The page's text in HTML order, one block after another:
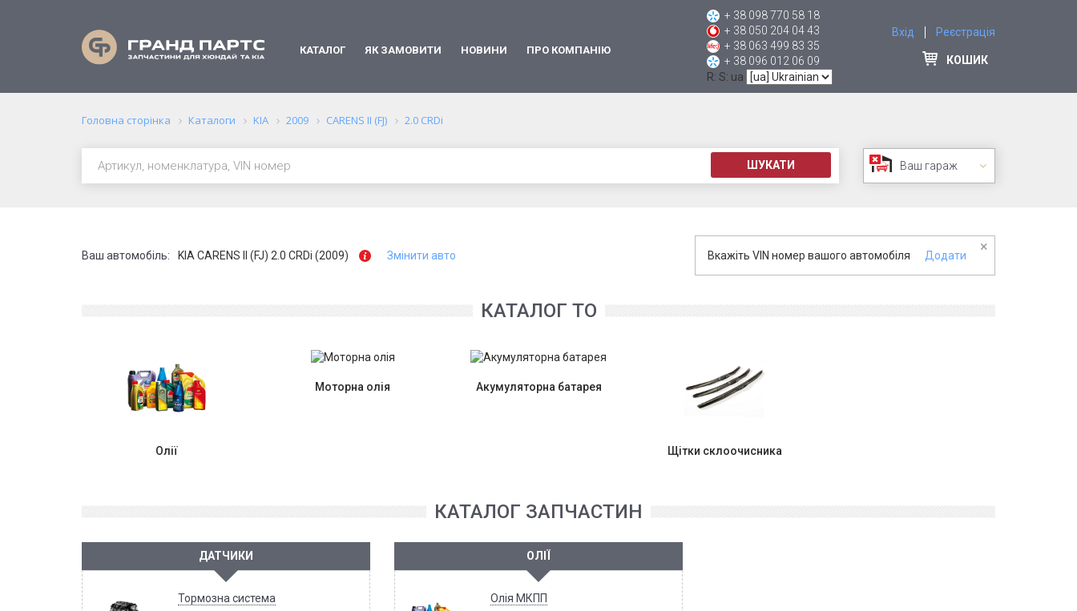
КАТАЛОГ ЯК ЗАМОВИТИ НОВИНИ ПРО КОМПАНІЮ
+ 38 098 770 58 18
+ 38 050 204 04 43
+ 38 063 499 83 35
+ 38 096 012 06 09
R: S: ua
Вхід Реєстрація
КОШИК
Головна сторінка Каталоги KIA 2009 CARENS II (FJ) 2.0 CRDi
ШУКАТИ Ваш гараж
Ваш автомобіль: KIA CARENS II (FJ) 2.0 CRDi (2009) Змінити авто Вкажіть VIN номер вашого автомобіля Додати
×
КАТАЛОГ ТО
Олії
Моторна олія Акумуляторна батарея
Щітки склоочисника
КАТАЛОГ ЗАПЧАСТИН
ДАТЧИКИ
Тормозна система
ОЛІЇ
Олія МКПП